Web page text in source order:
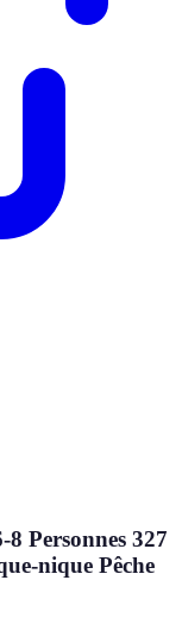
Personnes 327
nique Pêche